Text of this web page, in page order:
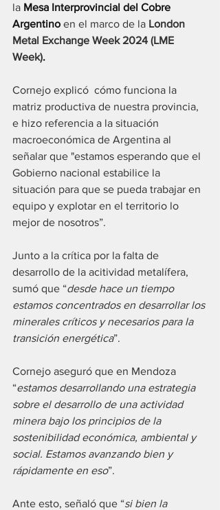
la Mesa Interprovincial del Cobre
Argentino en el marco de la London
Metal Exchange Week 2024 (LME
Week).
Cornejo explicó  cómo funciona la
matriz productiva de nuestra provincia,
e hizo referencia a la situación
macroeconómica de Argentina al
señalar que "estamos esperando que el
Gobierno nacional estabilice la
situación para que se pueda trabajar en
equipo y explotar en el territorio lo
mejor de nosotros”.
Junto a la crítica por la falta de
desarrollo de la acitividad metalífera,
sumó que “desde hace un tiempo
estamos concentrados en desarrollar los
minerales críticos y necesarios para la
transición energética”.
Cornejo aseguró que en Mendoza
“estamos desarrollando una estrategia
sobre el desarrollo de una actividad
minera bajo los principios de la
sostenibilidad económica, ambiental y
social. Estamos avanzando bien y
rápidamente en eso”.
Ante esto, señaló que “si bien la